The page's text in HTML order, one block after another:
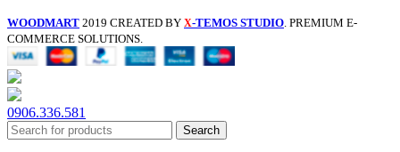
WOODMART 2019 CREATED BY X-TEMOS STUDIO . PREMIUM E-
COMMERCE SOLUTIONS.
0906.336.581
Search